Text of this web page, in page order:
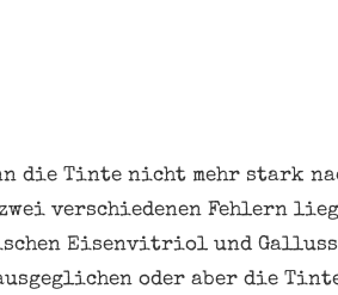
die Tinte nicht mehr stark
verschiedenen Fehlern
Eisenvitriol und
oder aber die